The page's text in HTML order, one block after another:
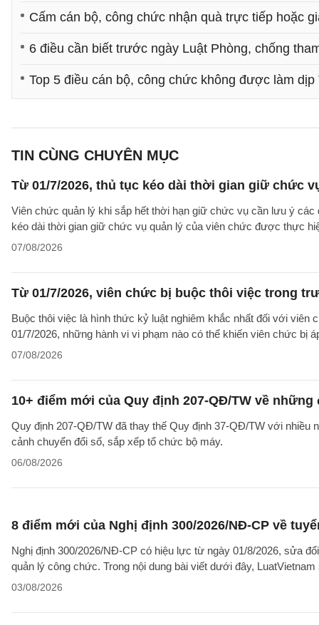
Cấm cán bộ, công chức nhận quà trực tiếp hoặc
6 điều cần biết trước ngày Luật Phòng, chống
Top 5 điều cán bộ, công chức không được làm dịp
TIN CÙNG CHUYÊN MỤC
Từ 01/7/2026, thủ tục kéo dài thời gian giữ chức
Viên chức quản lý khi sắp hết thời hạn giữ chức vụ cần lưu ý
kéo dài thời gian giữ chức vụ quản lý của viên chức được thực
07/08/2026
Từ 01/7/2026, viên chức bị buộc thôi việc trong
Buộc thôi việc là hình thức kỷ luật nghiêm khắc nhất đối với
01/7/2026, những hành vi vi phạm nào có thể khiến viên chức bị
07/08/2026
10+ điểm mới của Quy định 207-QĐ/TW về
Quy định 207-QĐ/TW đã thay thế Quy định 37-QĐ/TW với
cảnh chuyển đổi số, sắp xếp tổ chức bộ máy.
06/08/2026
8 điểm mới của Nghị định 300/2026/NĐ-CP về
Nghị định 300/2026/NĐ-CP có hiệu lực từ ngày 01/8/2026, sửa
quản lý công chức. Trong nội dung bài viết dưới đây, LuatVietnam
03/08/2026